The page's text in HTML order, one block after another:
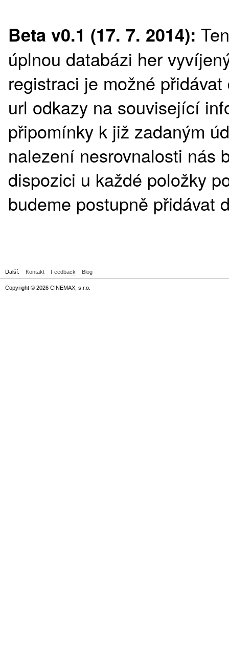
Beta v0.1 (17. 7. 2014):
úplnou databázi her
registraci je možné
url odkazy na související
připomínky k již zadaným
nalezení nesrovnalosti nás
dispozici u každé položky
budeme postupně přidávat
Další: Kontakt Feedback Blog
Copyright © 2026 CINEMAX, s.r.o.